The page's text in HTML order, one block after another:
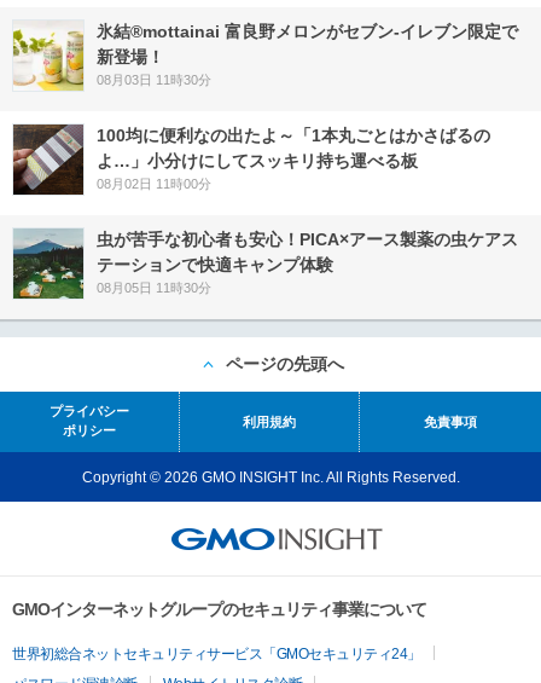
氷結®mottainai 富良野メロンがセブン‐イレブン限定で
新登場！
08月03日 11時30分
100均に便利なの出たよ～「1本丸ごとはかさばるの
よ…」小分けにしてスッキリ持ち運べる板
08月02日 11時00分
虫が苦手な初心者も安心！PICA×アース製薬の虫ケアス
テーションで快適キャンプ体験
08月05日 11時30分
ページの先頭へ
プライバシー
ポリシー
利用規約 免責事項
Copyright © 2026 GMO INSIGHT Inc. All Rights Reserved.
GMOインターネットグループのセキュリティ事業について
世界初総合ネットセキュリティサービス「GMOセキュリティ24」